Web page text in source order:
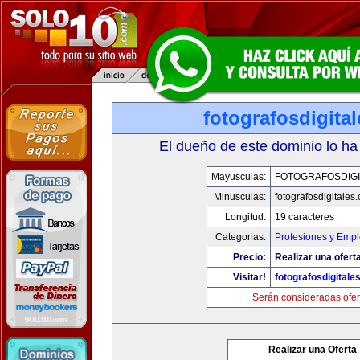
El dueño de este dominio lo
Mayusculas:
Minusculas:
Longitud:
19 caracteres
Categorias:
Profesiones y
Precio:
Realizar una
Visitar!
Serán consideradas
Realizar una Oferta